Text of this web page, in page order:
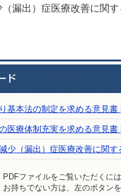
漏出）症医療改善に関す
基本法の制定を求める意見
医療体制充実を求める意見
少（漏出）症医療改善に関
PDFファイルをご覧いただくには
お持ちでない方は、左のボタン